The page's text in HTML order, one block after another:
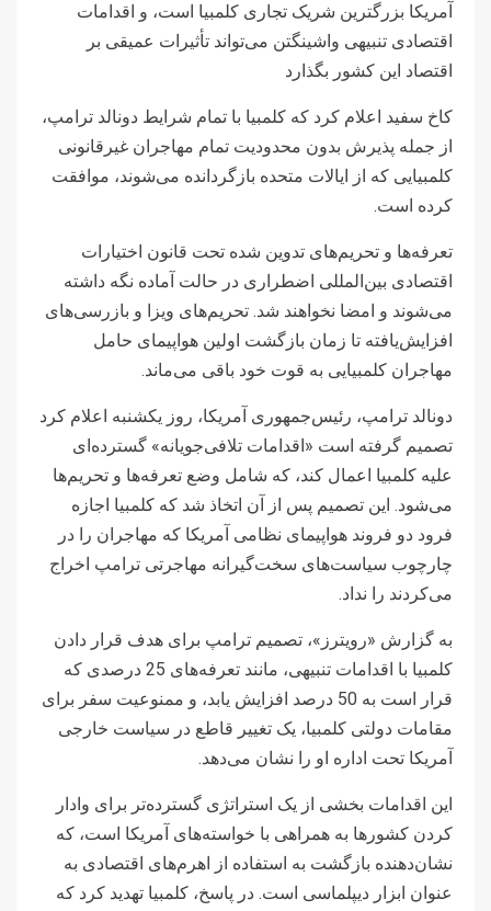
آمریکا بزرگترین شریک تجاری کلمبیا است، و اقدامات
اقتصادی تنبیهی واشینگتن می‌تواند تأثیرات عمیقی بر
اقتصاد این کشور بگذارد
کاخ سفید اعلام کرد که کلمبیا با تمام شرایط دونالد ترامپ،
از جمله پذیرش بدون محدودیت تمام مهاجران غیرقانونی
کلمبیایی که از ایالات متحده بازگردانده می‌شوند، موافقت
کرده است.
تعرفه‌ها و تحریم‌های تدوین شده تحت قانون اختیارات
اقتصادی بین‌المللی اضطراری در حالت آماده نگه داشته
می‌شوند و امضا نخواهند شد. تحریم‌های ویزا و بازرسی‌های
افزایش‌یافته تا زمان بازگشت اولین هواپیمای حامل
مهاجران کلمبیایی به قوت خود باقی می‌ماند.
دونالد ترامپ، رئیس‌جمهوری آمریکا، روز یکشنبه اعلام کرد
تصمیم گرفته است «اقدامات تلافی‌جویانه» گسترده‌ای
علیه کلمبیا اعمال کند، که شامل وضع تعرفه‌ها و تحریم‌ها
می‌شود. این تصمیم پس از آن اتخاذ شد که کلمبیا اجازه
فرود دو فروند هواپیمای نظامی آمریکا که مهاجران را در
چارچوب سیاست‌های سخت‌گیرانه مهاجرتی ترامپ اخراج
می‌کردند را نداد.
به گزارش «رویترز»، تصمیم ترامپ برای هدف قرار دادن
کلمبیا با اقدامات تنبیهی، مانند تعرفه‌های 25 درصدی که
قرار است به 50 درصد افزایش یابد، و ممنوعیت سفر برای
مقامات دولتی کلمبیا، یک تغییر قاطع در سیاست خارجی
آمریکا تحت اداره او را نشان می‌دهد.
این اقدامات بخشی از یک استراتژی گسترده‌تر برای وادار
کردن کشورها به همراهی با خواسته‌های آمریکا است، که
نشان‌دهنده بازگشت به استفاده از اهرم‌های اقتصادی به
عنوان ابزار دیپلماسی است. در پاسخ، کلمبیا تهدید کرد که